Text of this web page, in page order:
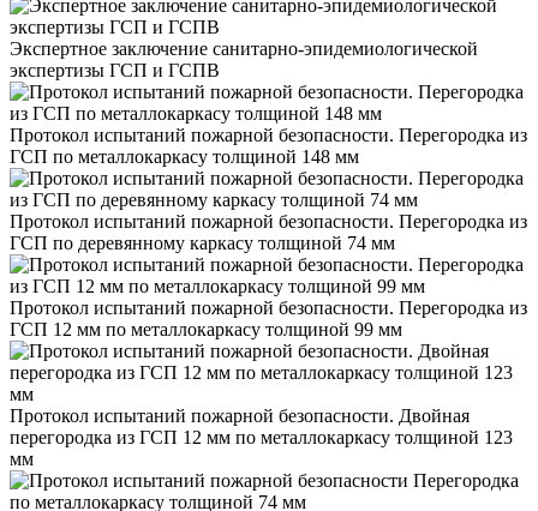
Экспертное заключение санитарно-эпидемиологической
экспертизы ГСП и ГСПВ
Протокол испытаний пожарной безопасности. Перегородка из
ГСП по металлокаркасу толщиной 148 мм
Протокол испытаний пожарной безопасности. Перегородка из
ГСП по деревянному каркасу толщиной 74 мм
Протокол испытаний пожарной безопасности. Перегородка из
ГСП 12 мм по металлокаркасу толщиной 99 мм
Протокол испытаний пожарной безопасности. Двойная
перегородка из ГСП 12 мм по металлокаркасу толщиной 123
мм